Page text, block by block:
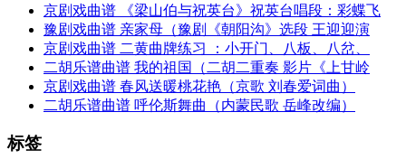
京剧戏曲谱 《梁山伯与祝英台》祝英台唱段：彩蝶飞
豫剧戏曲谱 亲家母（豫剧《朝阳沟》选段 王迎迎演
京剧戏曲谱 二黄曲牌练习 ：小开门、八板、八岔、
二胡乐谱曲谱 我的祖国（二胡二重奏 影片《上甘岭
京剧戏曲谱 春风送暖桃花艳（京歌 刘春爱词曲）
二胡乐谱曲谱 呼伦斯舞曲（内蒙民歌 岳峰改编）
标签